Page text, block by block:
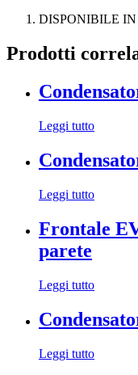
DISPONIBILE IN
Prodotti
Leggi tutto
Leggi tutto
Frontale
parete
Leggi tutto
Leggi tutto